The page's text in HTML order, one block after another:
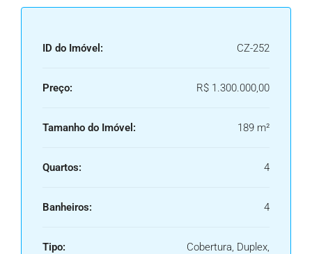
ID do Imóvel: CZ-252
Preço: R$ 1.300.000,00
Tamanho do Imóvel: 189 m²
Quartos: 4
Banheiros: 4
Tipo:
Cobertura, Duplex,